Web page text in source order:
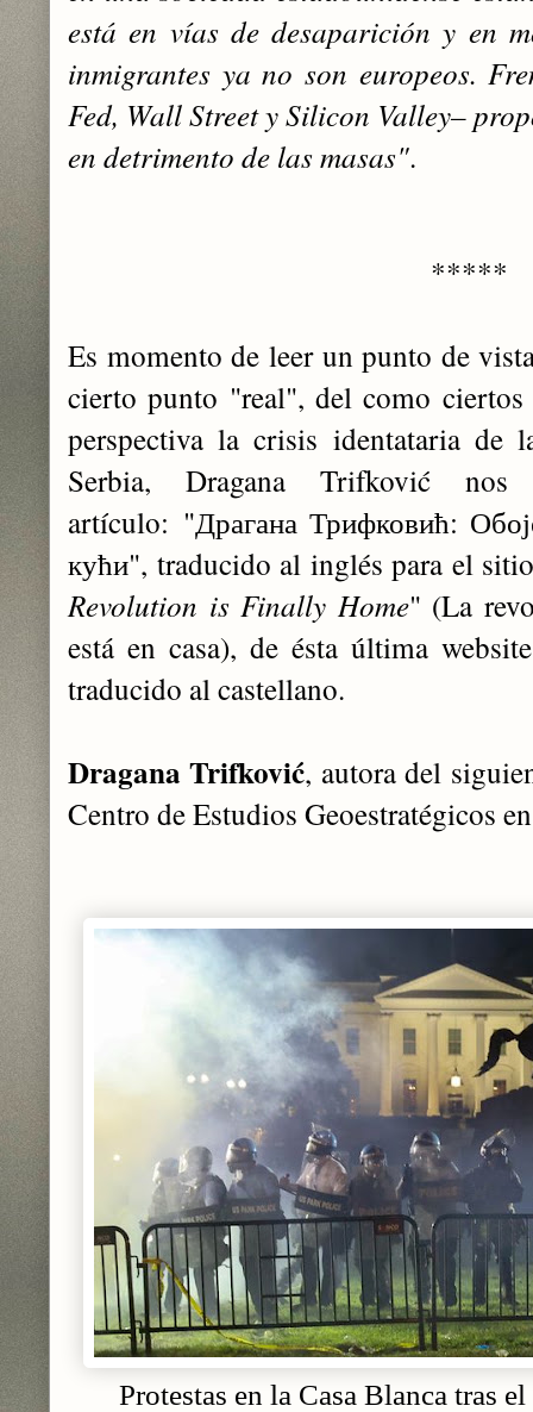
está en vías de desaparición y en
inmigrantes ya ‎no son europeos.
Fed, Wall Street y Silicon Valley–
en detrimento de las masas". ‎
*****
Es momento de leer un punto de
cierto punto "real", del como ciertos
perspectiva la crisis identataria de
Serbia, Dragana Trifković nos
artículo: "Драгана Трифковић:
кући", traducido al inglés para el
Revolution is Finally Home" (La
está en casa), de ésta última
traducido al castellano.
Dragana Trifković, autora del
Centro de Estudios Geoestratégicos
Protestas en la Casa Blanca tras